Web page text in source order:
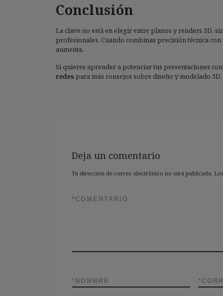
Conclusión
La clave no está en elegir entre planos y renders 3D,
profesionales. Cuando combinas precisión técnica
aumenta.
Si quieres aprender a potenciar tus presentaciones con
redes para más consejos sobre diseño y modelado 3D.
Deja un comentario
Tu dirección de correo electrónico no será publicada.
COMENTARIO
*
NOMBRE
* *